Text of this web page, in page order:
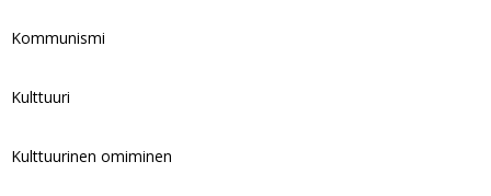
Kommunismi
Kulttuuri
Kulttuurinen omiminen